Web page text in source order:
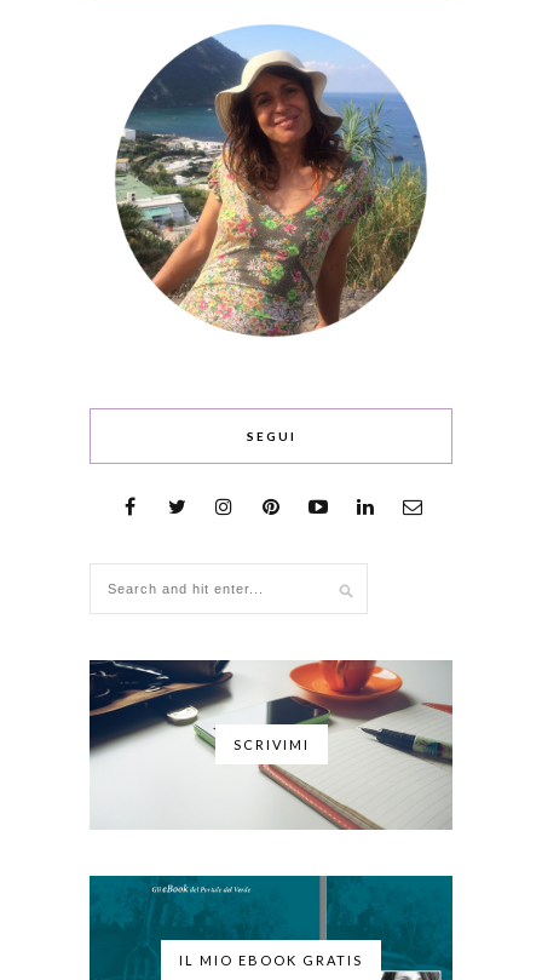
SEGUI
SCRIVIMI
IL MIO EBOOK GRATIS